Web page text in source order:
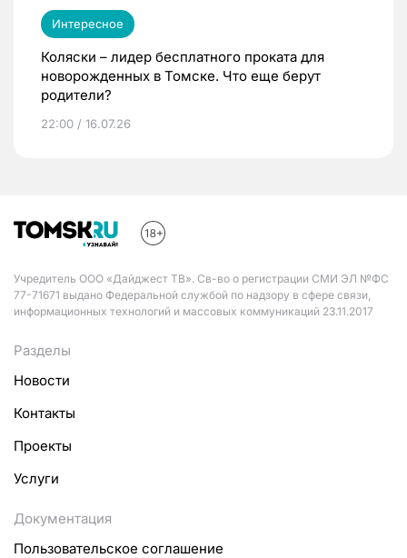
Интересное
Коляски – лидер бесплатного проката для
новорожденных в Томске. Что еще берут
родители?
22:00 / 16.07.26
Учредитель ООО «Дайджест ТВ». Св-во о регистрации СМИ ЭЛ №ФС
77-71671 выдано Федеральной службой по надзору в сфере связи,
информационных технологий и массовых коммуникаций 23.11.2017
Разделы
Новости
Контакты
Проекты
Услуги
Документация
Пользовательское соглашение